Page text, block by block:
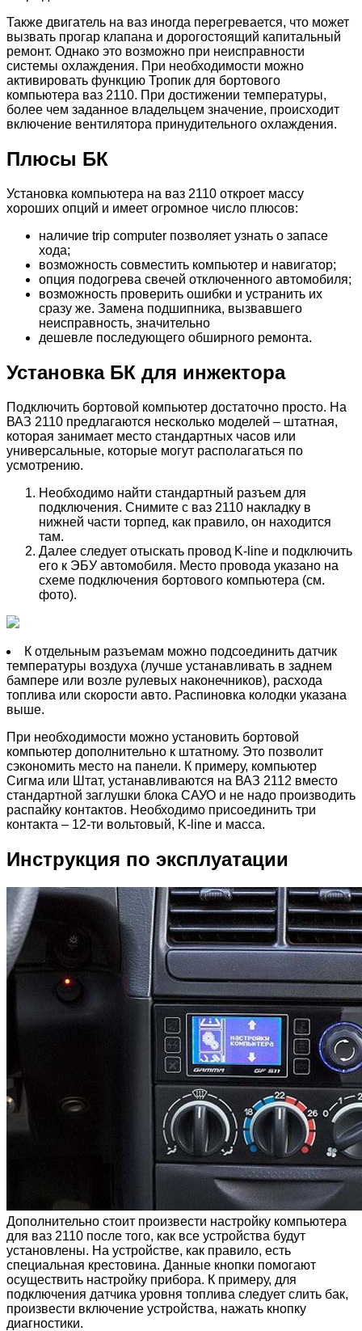
Также двигатель на ваз иногда перегревается, что может
вызвать прогар клапана и дорогостоящий капитальный
ремонт. Однако это возможно при неисправности
системы охлаждения. При необходимости можно
активировать функцию Тропик для бортового
компьютера ваз 2110. При достижении температуры,
более чем заданное владельцем значение, происходит
включение вентилятора принудительного охлаждения.
Плюсы БК
Установка компьютера на ваз 2110 откроет массу
хороших опций и имеет огромное число плюсов:
наличие trip computer позволяет узнать о запасе
хода;
возможность совместить компьютер и навигатор;
опция подогрева свечей отключенного автомобиля;
возможность проверить ошибки и устранить их
сразу же. Замена подшипника, вызвавшего
неисправность, значительно
дешевле последующего обширного ремонта.
Установка БК для инжектора
Подключить бортовой компьютер достаточно просто. На
ВАЗ 2110 предлагаются несколько моделей – штатная,
которая занимает место стандартных часов или
универсальные, которые могут располагаться по
усмотрению.
Необходимо найти стандартный разъем для
подключения. Снимите с ваз 2110 накладку в
нижней части торпед, как правило, он находится
там.
Далее следует отыскать провод K-line и подключить
его к ЭБУ автомобиля. Место провода указано на
схеме подключения бортового компьютера (см.
фото).
К отдельным разъемам можно подсоединить датчик
температуры воздуха (лучше устанавливать в заднем
бампере или возле рулевых наконечников), расхода
топлива или скорости авто. Распиновка колодки указана
выше.
При необходимости можно установить бортовой
компьютер дополнительно к штатному. Это позволит
сэкономить место на панели. К примеру, компьютер
Сигма или Штат, устанавливаются на ВАЗ 2112 вместо
стандартной заглушки блока САУО и не надо производить
распайку контактов. Необходимо присоединить три
контакта – 12-ти вольтовый, K-line и масса.
Инструкция по эксплуатации
Дополнительно стоит произвести настройку компьютера
для ваз 2110 после того, как все устройства будут
установлены. На устройстве, как правило, есть
специальная крестовина. Данные кнопки помогают
осуществить настройку прибора. К примеру, для
подключения датчика уровня топлива следует слить бак,
произвести включение устройства, нажать кнопку
диагностики.